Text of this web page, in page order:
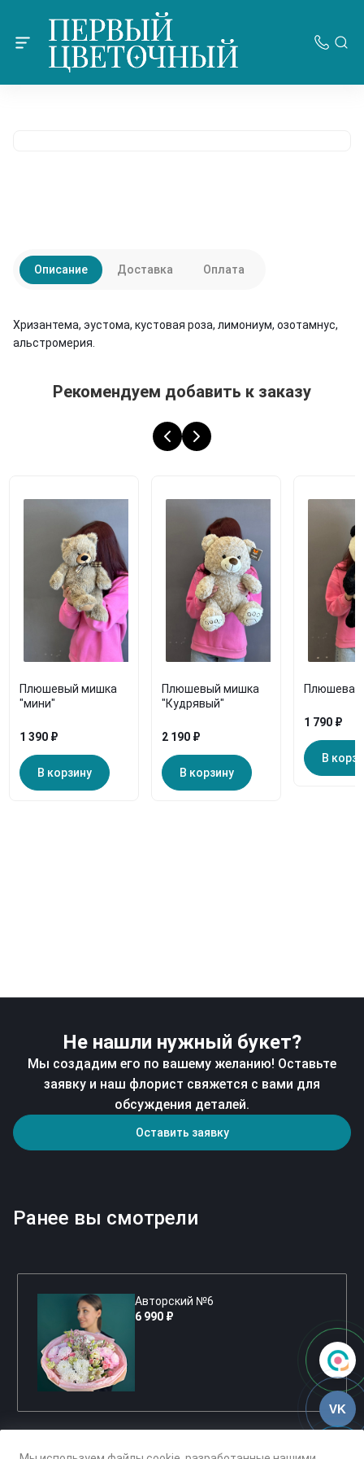
VK
Описание
Хризантема, эустома, кустовая роза, лимониум, озотамнус,
альстромерия.
Доставка Оплата
Рекомендуем добавить к заказу
Плюшевый мишка
"мини"
1 390 ₽
В корзину
Плюшевый мишка
"Кудрявый"
2 190 ₽
В корзину
Плюшевая
1 790 ₽
В
Не нашли нужный букет?
Мы создадим его по вашему желанию! Оставьте
заявку и наш флорист свяжется с вами для
обсуждения деталей.
Оставить заявку
Ранее вы смотрели
Авторский №6
6 990 ₽